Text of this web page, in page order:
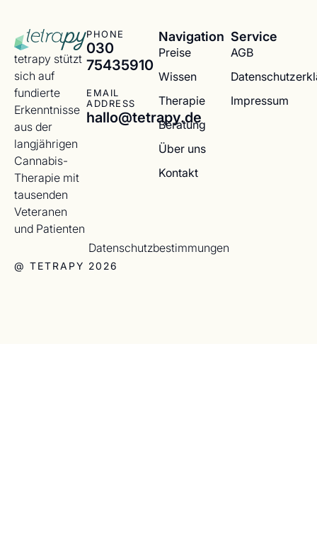
tetrapy stützt
sich auf
fundierte
Erkenntnisse
aus der
langjährigen
Cannabis-
Therapie mit
tausenden
Veteranen
und Patienten
PHONE
030
75435910
EMAIL
ADDRESS
hallo@tetrapy.de
Navigation
Preise
Wissen
Therapie
Beratung
Über uns
Kontakt
Service
AGB
Impressum
@ TETRAPY 2026
Datenschutzbestimmungen